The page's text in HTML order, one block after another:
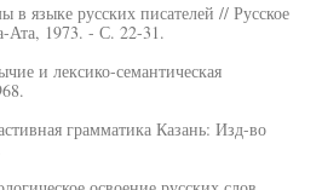
языке русских писателей // Русское
Ата, 1973. - С. 22-31.
и лексико-семантическая
грамматика Казань: Изд-во